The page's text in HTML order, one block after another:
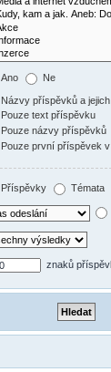
Ano Ne
Názvy příspěvků a
Pouze text příspěvku
Pouze názvy příspěvků
Pouze první příspěvek
Příspěvky Témata
znaků